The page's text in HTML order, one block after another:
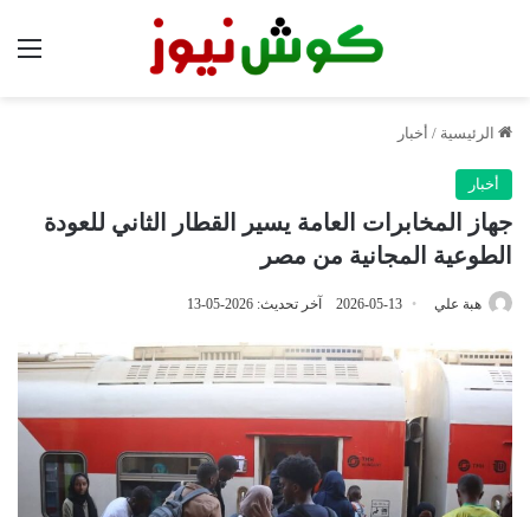
الرئيسية / أخبار
أخبار
جهاز المخابرات العامة يسير القطار الثاني للعودة
الطوعية المجانية من مصر
هبة علي 2026-05-13 آخر تحديث: 2026-05-13